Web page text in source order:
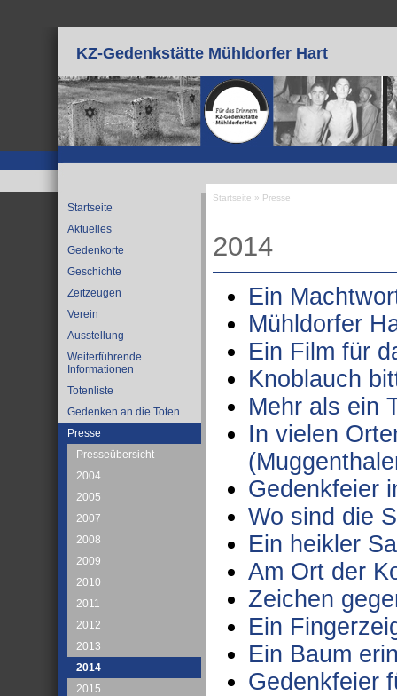
KZ-Gedenkstätte Mühldorfer Hart
Startseite
Aktuelles
Gedenkorte
Geschichte
Zeitzeugen
Verein
Ausstellung
Weiterführende
Informationen
Totenliste
Gedenken an die Toten
Presse
Presseübersicht
2004
2005
2007
2008
2009
2010
2011
2012
2013
2014
2015
Startseite » Presse
2014
Ein
Mühldorfer
Ein Film für
Knoblauch
Mehr als ein
In vielen
Gedenkfeier
Wo sind die
Ein heikler
Am Ort der
Zeichen
Ein
Ein Baum
Gedenkfeier